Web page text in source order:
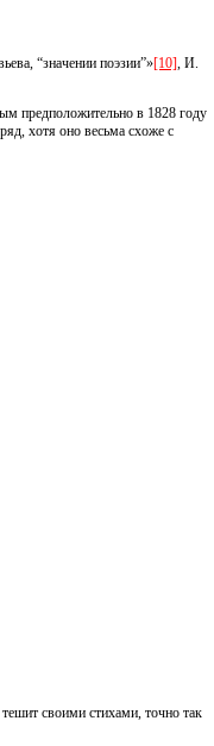
“значении поэзии”»[10] , И.
предположительно в 1828 году
хотя оно весьма схоже с
своими стихами, точно так